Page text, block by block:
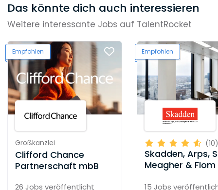
Das könnte dich auch interessieren
Weitere interessante Jobs auf TalentRocket
Empfohlen
Großkanzlei
Clifford Chance
Partnerschaft mbB
26 Jobs veröffentlicht
Empfohlen
Skadden, Arps,
Meagher & Flom
15 Jobs